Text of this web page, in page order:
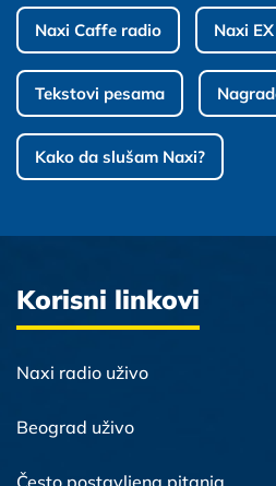
Naxi Caffe radio Naxi
Tekstovi pesama
Kako da slušam Naxi?
Korisni linkovi
Naxi radio uživo
Beograd uživo
Često postavljena pitanja